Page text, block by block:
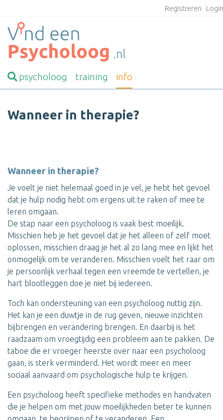
Registreren
psycholoog training info
Wanneer in therapie?
Wanneer in therapie?
Je voelt je niet helemaal goed in je vel, je hebt het gevoel
dat je hulp nodig hebt om ergens uit te raken of mee te
leren omgaan.
De stap naar een psycholoog is vaak best moeilijk.
Misschien heb je het gevoel dat je het alleen of zelf moet
oplossen, misschien draag je het al zo lang mee en lijkt het
onmogelijk om te veranderen. Misschien voelt het raar om
je persoonlijk verhaal tegen een vreemde te vertellen, je
hart blootleggen doe je niet bij iedereen.
Toch kan ondersteuning van een psycholoog nuttig zijn.
Het kan je een duwtje in de rug geven, nieuwe inzichten
bijbrengen en verandering brengen. En daarbij is het
raadzaam om vroegtijdig een probleem aan te pakken. De
taboe die er vroeger heerste over naar een psycholoog
gaan, is sterk verminderd. Het wordt meer en meer
sociaal aanvaard om psychologische hulp te krijgen.
Een psycholoog heeft specifieke methodes en handvaten
die je helpen om met jouw moeilijkheden beter te kunnen